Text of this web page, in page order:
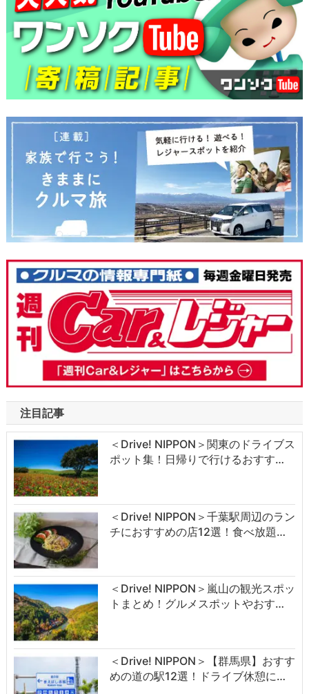
注目記事
＜Drive! NIPPON＞関東のドライブス
ポット集！日帰りで行けるおすす…
＜Drive! NIPPON＞千葉駅周辺のラン
チにおすすめの店12選！食べ放題…
＜Drive! NIPPON＞嵐山の観光スポッ
トまとめ！グルメスポットやおす…
＜Drive! NIPPON＞【群馬県】おすす
めの道の駅12選！ドライブ休憩に…